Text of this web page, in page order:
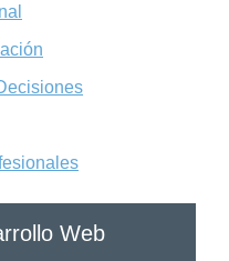
Web